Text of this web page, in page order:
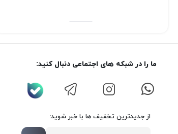
ما را در شبکه های اجتماعی دنبال کنید:
از جدیدترین تخفیف ها با خبر شوید: